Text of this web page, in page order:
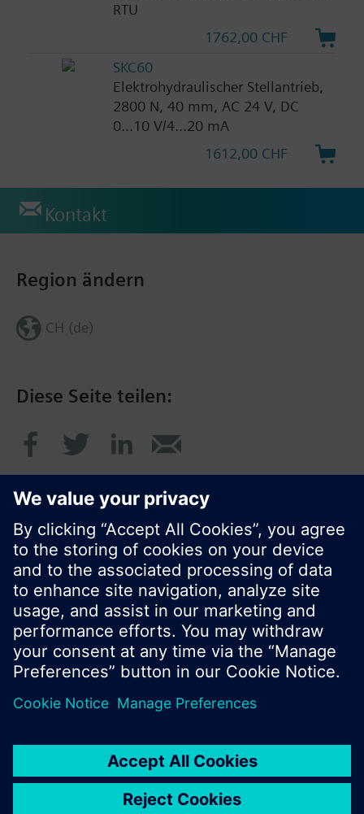
RTU
1762,00 CHF
SKC60
Elektrohydraulischer Stellantrieb,
2800 N, 40 mm, AC 24 V, DC
0...10 V/4...20 mA
1612,00 CHF
Kontakt
Diese Seite teilen:
Region ändern
CH (de)
© Siemens Schweiz AG 2017
Produktangebot und Preise können pro Land
variieren.
Nutzungsbedingungen